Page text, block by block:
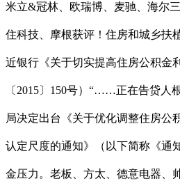
米立&冠林、欧瑞博、麦驰、海尔
住科技、摩根获评！住房和城乡扶
近银行《关于切实提高住房公积金
〔2015〕150号）“……正在告贷人
局决定出台《关于优化调整住房公
认定尺度的通知》（以下简称《通
金压力。老板、方太、德意电器、